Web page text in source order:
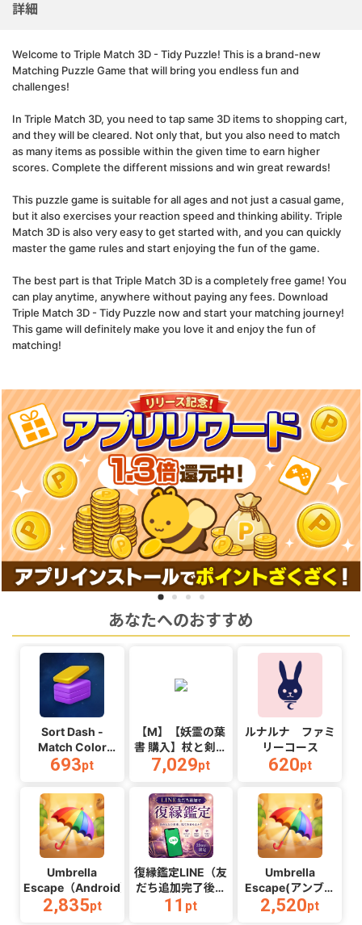
詳細
Welcome to Triple Match 3D - Tidy Puzzle! This is a brand-new
Matching Puzzle Game that will bring you endless fun and
challenges!
In Triple Match 3D, you need to tap same 3D items to shopping cart,
and they will be cleared. Not only that, but you also need to match
as many items as possible within the given time to earn higher
scores. Complete the different missions and win great rewards!
This puzzle game is suitable for all ages and not just a casual game,
but it also exercises your reaction speed and thinking ability. Triple
Match 3D is also very easy to get started with, and you can quickly
master the game rules and start enjoying the fun of the game.
The best part is that Triple Match 3D is a completely free game! You
can play anytime, anywhere without paying any fees. Download
Triple Match 3D - Tidy Puzzle now and start your matching journey!
This game will definitely make you love it and enjoy the fun of
matching!
あなたへのおすすめ
Sort Dash -
Match Color
Puzzle（チャレン
（Android）
693pt
【M】【妖霊の葉
書 購入】杖と剣の
伝説
_Android_2608
7,029pt
ルナルナ ファミ
リーコース
620pt
Umbrella
Escape（Android）
2,835pt
復縁鑑定LINE（友
だち追加完了後ア
ンケート回答）
11 pt
Umbrella
Escape(アンブレ
ラエスケープ)
（Android）
2,520pt